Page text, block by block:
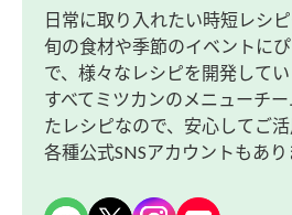
日常に取り入れたい時短レシ
旬の食材や季節のイベントに
で、様々なレシピを開発してい
すべてミツカンのメニューチ
たレシピなので、安心してご活
各種公式SNSアカウントもあり